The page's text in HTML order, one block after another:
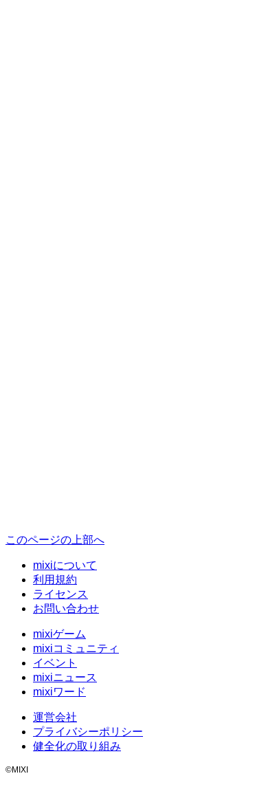
このページの上部へ
mixiについて
利用規約
ライセンス
お問い合わせ
mixiゲーム
mixiコミュニティ
イベント
mixiニュース
mixiワード
運営会社
プライバシーポリシー
健全化の取り組み
©MIXI